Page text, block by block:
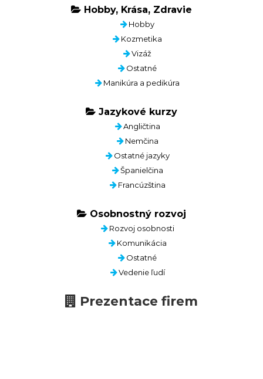
Hobby, Krása, Zdravie
Hobby
Kozmetika
Vizáž
Ostatné
Manikúra a pedikúra
Jazykové kurzy
Angličtina
Nemčina
Ostatné jazyky
Španielčina
Francúzština
Osobnostný rozvoj
Rozvoj osobnosti
Komunikácia
Ostatné
Vedenie ľudí
Prezentace firem